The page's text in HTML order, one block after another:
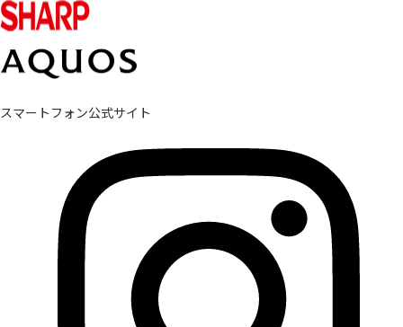
スマートフォン公式サイト